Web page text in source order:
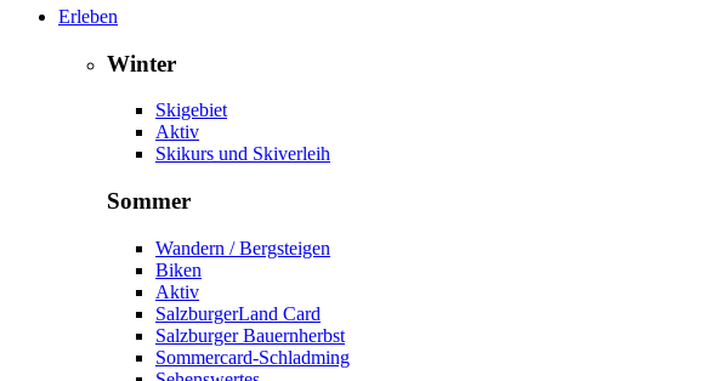
Erleben
Winter
Skigebiet
Aktiv
Skikurs und Skiverleih
Sommer
Wandern / Bergsteigen
Biken
Aktiv
SalzburgerLand Card
Salzburger Bauernherbst
Sommercard-Schladming